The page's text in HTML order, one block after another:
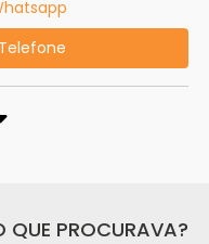
QUE PROCURAVA?